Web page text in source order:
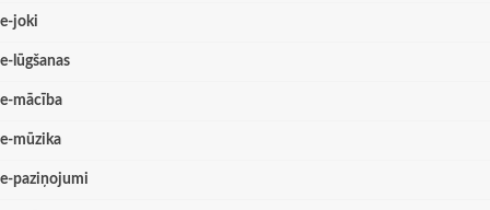
e-joki
e-lūgšanas
e-mācība
e-mūzika
e-paziņojumi